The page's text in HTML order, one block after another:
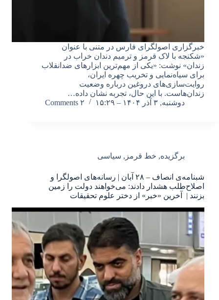
خبرگزاری اصولگرای فارس در متنی با عنوان
«شکنجه با لاک قرمز و ترمیم دندان خراب در
زندان» نوشت: «یکی از مهم‌ترین ابزارهای ضدانقلاب
برای سیاه‌نمایی و تخریب چهره ایران،
روایت‌سازی‌های دروغین درباره وضعیت
زندان‌هاست. با این حال، تجربه نشان داده…
دوشنبه, ۳ آذر ۱۴۰۴ – ۱۵:۲۹
۲ Comments
برگزیده, خط قرمز , سیاسی
شبنامه‌ی انصاف – ۲۸ آبان | رسانه‌های اصولگرا و
اصلاح‌طلب هشدار دادند: می‌خواهند دولت را زمین
بزنند | آخرین «خبر» از دختر علوم تحقیقات